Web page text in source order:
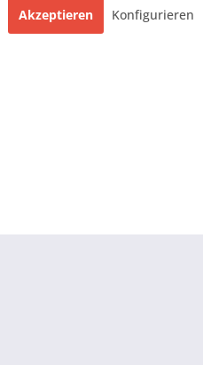
Akzeptieren Konfigurieren